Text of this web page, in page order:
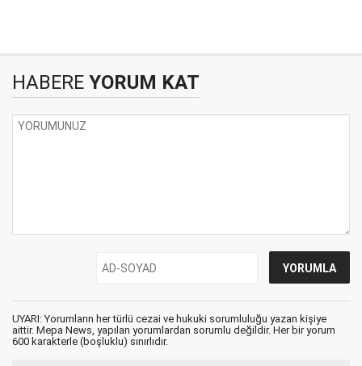
HABERE YORUM KAT
UYARI: Yorumların her türlü cezai ve hukuki sorumluluğu yazan kişiye
aittir. Mepa News, yapılan yorumlardan sorumlu değildir. Her bir yorum
600 karakterle (boşluklu) sınırlıdır.